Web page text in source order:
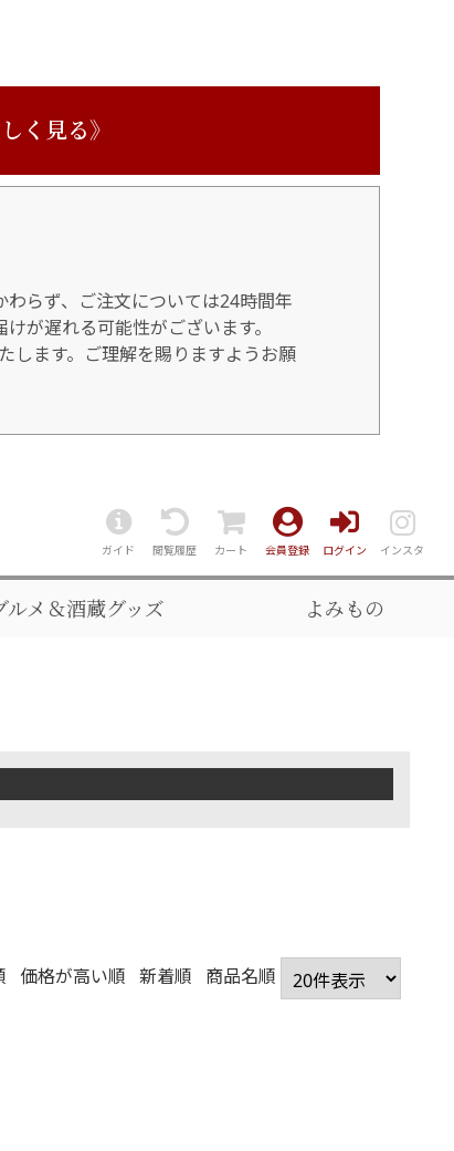
く見る》
らず、ご注文については24時間年
が遅れる可能性がございます。
します。ご理解を賜りますようお願
ガイド 閲覧履歴 カート 会員登録 ログイン インスタ
ルメ＆酒蔵グッズ よみもの
価格が高い順 新着順 商品名順